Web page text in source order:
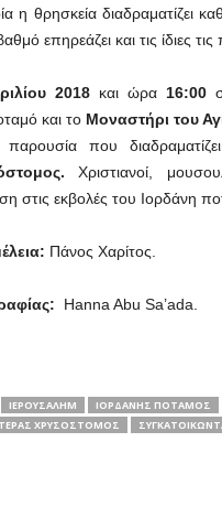
θρησκεία διαδραματίζει
επηρεάζει και τις ίδιες τις
2018και ώρα 16:00
και το Μοναστήρι του
παρουσία που
Χριστιανοί,
στις εκβολές του Ιορδάνη
Πάνος Χαρίτος.
Hanna Abu Sa’ada.
ΙΕΡΟΥΣΑΛΉΜ ΙΟΡΔΆΝΗΣ ΠΟΤΑΜΌΣ
ΧΡΥΣΌΣΤΟΜΟΣ